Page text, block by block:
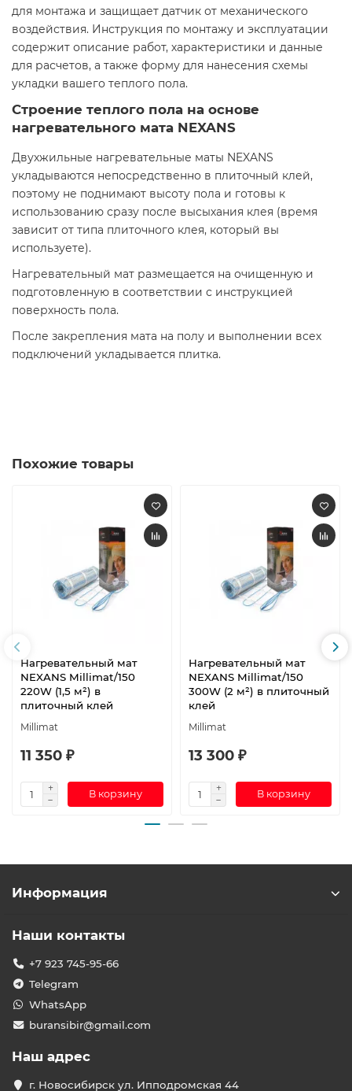
для монтажа и защищает датчик от механического
воздействия. Инструкция по монтажу и эксплуатации
содержит описание работ, характеристики и данные
для расчетов, а также форму для нанесения схемы
укладки вашего теплого пола.
Строение теплого пола на основе
нагревательного мата NEXANS
Двухжильные нагревательные маты NEXANS
укладываются непосредственно в плиточный клей,
поэтому не поднимают высоту пола и готовы к
использованию сразу после высыхания клея (время
зависит от типа плиточного клея, который вы
используете).
Нагревательный мат размещается на очищенную и
подготовленную в соответствии с инструкцией
поверхность пола.
После закрепления мата на полу и выполнении всех
подключений укладывается плитка.
Похожие товары
Нагревательный мат
NEXANS Millimat/150
220W (1,5 м²) в
плиточный клей
Millimat
11 350 ₽
В корзину
Нагревательный мат
NEXANS Millimat/150
300W (2 м²) в плиточный
клей
Millimat
13 300 ₽
В корзину
Информация
Наши контакты
+7 923 745-95-66
Telegram
WhatsApp
buransibir@gmail.com
Наш адрес
г. Новосибирск ул. Ипподромская 44